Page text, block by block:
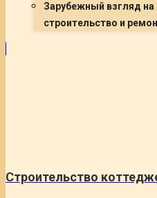
Зарубежный взгляд на
строительство и
Строительство